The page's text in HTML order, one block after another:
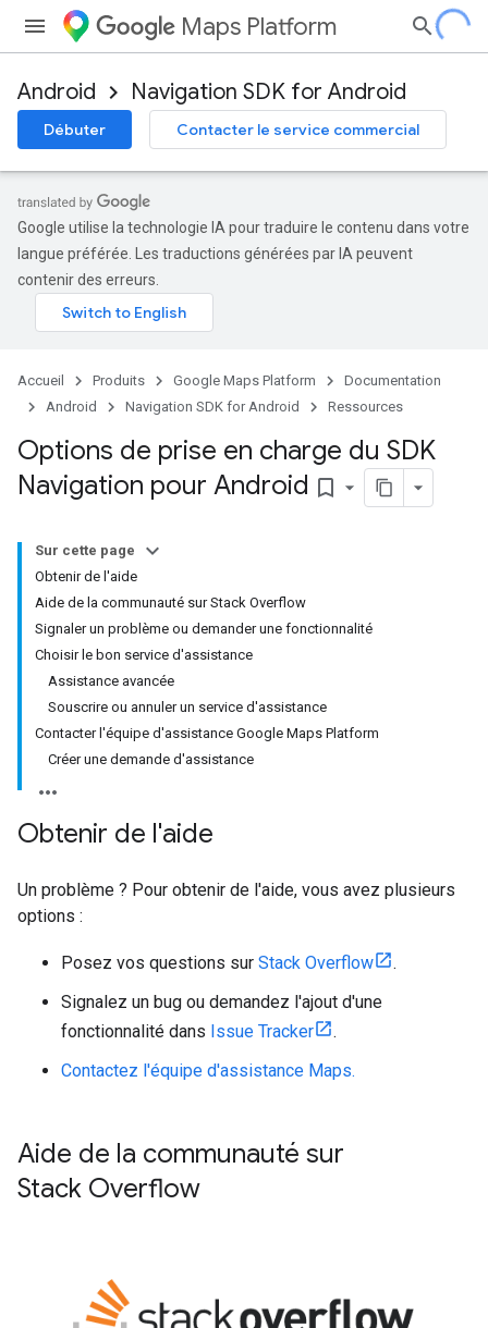
Maps Platform
Android Navigation SDK for Android
Débuter Contacter le service commercial
Google utilise la technologie IA pour traduire le contenu dans votre
langue préférée. Les traductions générées par IA peuvent
contenir des erreurs.
Accueil Produits Google Maps Platform
Documentation
Android
Navigation SDK for Android Ressources
Options de prise en charge du SDK
Navigation pour Android bookmark_border
Sur cette page
Obtenir de l'aide
Aide de la communauté sur Stack Overflow
Signaler un problème ou demander une fonctionnalité
Choisir le bon service d'assistance
Assistance avancée
Souscrire ou annuler un service d'assistance
Contacter l'équipe d'assistance Google Maps Platform
Créer une demande d'assistance
Obtenir de l'aide
Un problème ? Pour obtenir de l'aide, vous avez plusieurs
options :
Posez vos questions sur Stack Overflow
.
Signalez un bug ou demandez l'ajout d'une
fonctionnalité dans Issue Tracker
.
Contactez l'équipe d'assistance Maps.
Aide de la communauté sur
Stack Overflow